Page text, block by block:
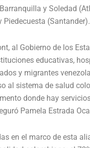
y Soledad
Piedecuesta (Santander).
al Gobierno de los
educativas,
y migrantes
al sistema de salud
donde hay
Pamela Estrada
en el marco de esta